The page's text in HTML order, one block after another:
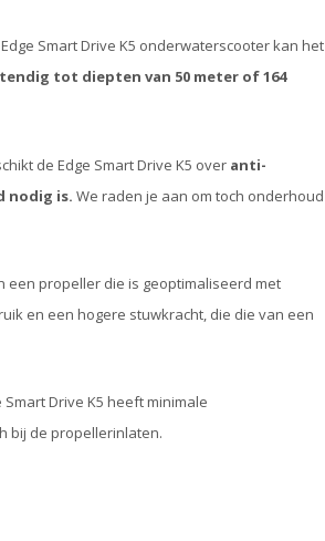
Smart Drive K5 onderwaterscooter kan het
tot diepten van 50 meter of 164
de Edge Smart Drive K5 over anti-
nodig is. We raden je aan om toch onderhoud
een propeller die is geoptimaliseerd met
en een hogere stuwkracht, die die van een
Smart Drive K5 heeft minimale
bij de propellerinlaten.